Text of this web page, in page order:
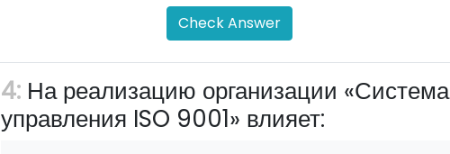
Check Answer
4: На реализацию организации «Система
управления ISO 9001» влияет: